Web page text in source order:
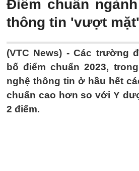
Điểm chuẩn
thông tin 'vượt
(VTC News) -Các trường
bố điểm chuẩn 2023,
nghệ thông tin ở hầu hết
chuẩn cao hơn so với Y
2 điểm.